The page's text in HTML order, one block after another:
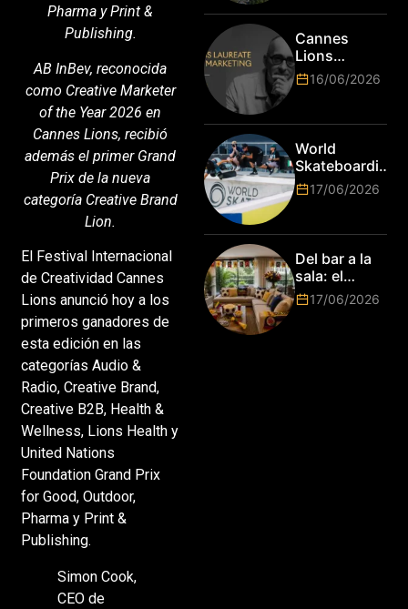
Pharma y Print &
Publishing.
AB InBev, reconocida
como Creative Marketer
of the Year 2026 en
Cannes Lions, recibió
además el primer Grand
Prix de la nueva
categoría Creative Brand
Lion.
El Festival Internacional
de Creatividad Cannes
Lions anunció hoy a los
primeros ganadores de
esta edición en las
categorías Audio &
Radio, Creative Brand,
Creative B2B, Health &
Wellness, Lions Health y
United Nations
Foundation Grand Prix
for Good, Outdoor,
Pharma y Print &
Publishing.
Simon Cook,
CEO de
es hora de
subir de
nivel! Las
marcas más
top del
Cannes
Lions
anuncia a
Jim Stengel
primer Lions
Laureate for
Marketing
16/06/2026
World
Skateboarding
Tour:
¡Resultados
Mundo de
Park de Roma
2026!
17/06/2026
Del bar a la
sala: el
Mundial
2026 vuelve
17/06/2026